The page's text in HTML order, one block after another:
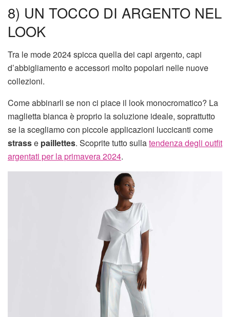
8) UN TOCCO DI ARGENTO NEL
LOOK
Tra le mode 2024 spicca quella dei capi argento, capi
d’abbigliamento e accessori molto popolari nelle nuove
collezioni.
Come abbinarli se non ci piace il look monocromatico? La
maglietta bianca è proprio la soluzione ideale, soprattutto
se la scegliamo con piccole applicazioni luccicanti come
strasse paillettes. Scoprite tutto sullatendenza degli outfit
argentati per la primavera 2024.